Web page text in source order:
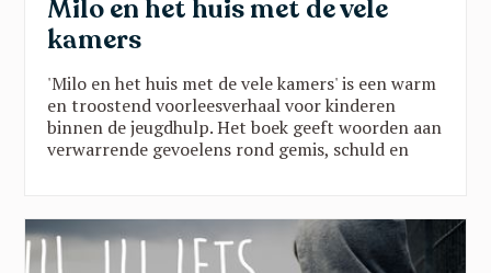
Milo en het huis met de vele
kamers
'Milo en het huis met de vele kamers' is een warm
en troostend voorleesverhaal voor kinderen
binnen de jeugdhulp. Het boek geeft woorden aan
verwarrende gevoelens rond gemis, schuld en
Een verhaal dat kinderen helpt groeien in rust,
veiligheid en vertrouwen en dat toont dat ze er
nooit alleen voor staan.